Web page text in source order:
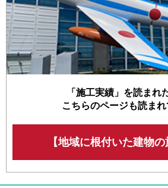
「施工実績」を読まれ
こちらのページも読ま
【地域に根付いた建物の